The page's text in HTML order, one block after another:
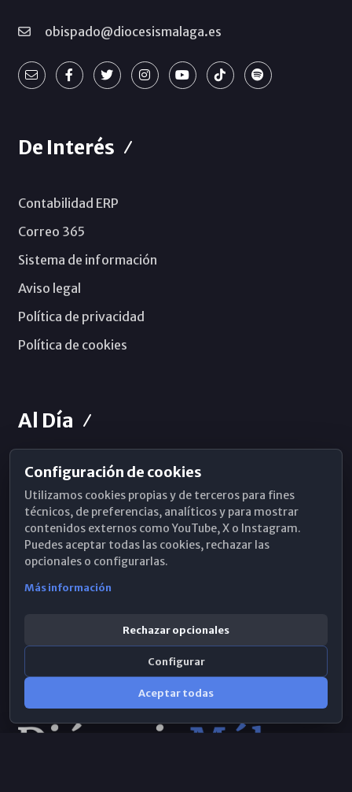
obispado@diocesismalaga.es
De Interés
Contabilidad ERP
Correo 365
Sistema de información
Aviso legal
Política de privacidad
Política de cookies
Al Día
Horarios de Misa
Hemeroteca
WhatsApp
Configuración de cookies
Utilizamos cookies propias y de terceros para fines
técnicos, de preferencias, analíticos y para mostrar
contenidos externos como YouTube, X o Instagram.
Puedes aceptar todas las cookies, rechazar las
opcionales o configurarlas.
Más información
Rechazar opcionales
Configurar
Aceptar todas